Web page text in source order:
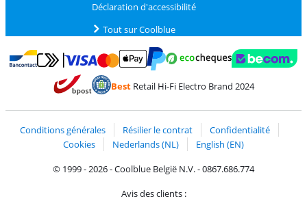
Déclaration d'accessibilité
Tout sur Coolblue
Payer avec Bancontact
Payer avec MasterCard et Visa via ClickToPay
Payer avec PayPal
BestRetail Hi-Fi Electro Brand 2024
Conditions générales Résilier le contrat
Confidentialité
Cookies
Nederlands (NL)
English (EN)
© 1999 - 2026 - Coolblue België N.V. - 0867.686.774
Avis des clients :